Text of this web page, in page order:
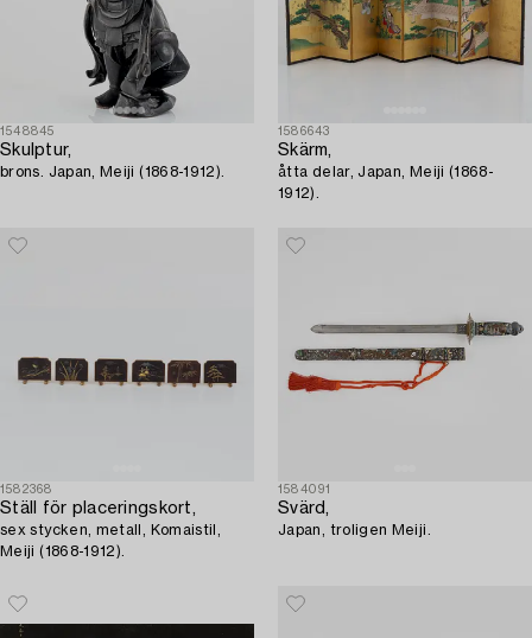
1548845
Skulptur,
brons. Japan, Meiji (1868-1912).
1586643
Skärm,
åtta delar, Japan, Meiji (1868-
1912).
1582368
Ställ för placeringskort,
sex stycken, metall, Komaistil,
Meiji (1868-1912).
1584091
Svärd,
Japan, troligen Meiji.